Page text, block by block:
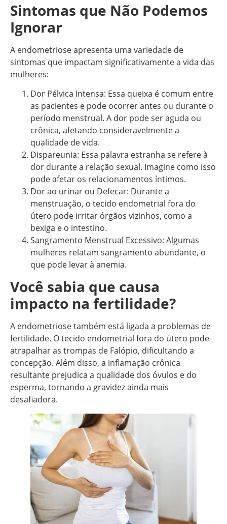
Sintomas que Não Podemos
Ignorar
A endometriose apresenta uma variedade de
sintomas que impactam significativamente a vida das
mulheres:
Dor Pélvica Intensa: Essa queixa é comum entre
as pacientes e pode ocorrer antes ou durante o
período menstrual. A dor pode ser aguda ou
crônica, afetando consideravelmente a
qualidade de vida.
Dispareunia: Essa palavra estranha se refere à
dor durante a relação sexual. Imagine como isso
pode afetar os relacionamentos íntimos.
Dor ao urinar ou Defecar: Durante a
menstruação, o tecido endometrial fora do
útero pode irritar órgãos vizinhos, como a
bexiga e o intestino.
Sangramento Menstrual Excessivo: Algumas
mulheres relatam sangramento abundante, o
que pode levar à anemia.
Você sabia que causa
impacto na fertilidade?
A endometriose também está ligada a problemas de
fertilidade. O tecido endometrial fora do útero pode
atrapalhar as trompas de Falópio, dificultando a
concepção. Além disso, a inflamação crônica
resultante prejudica a qualidade dos óvulos e do
esperma, tornando a gravidez ainda mais
desafiadora.